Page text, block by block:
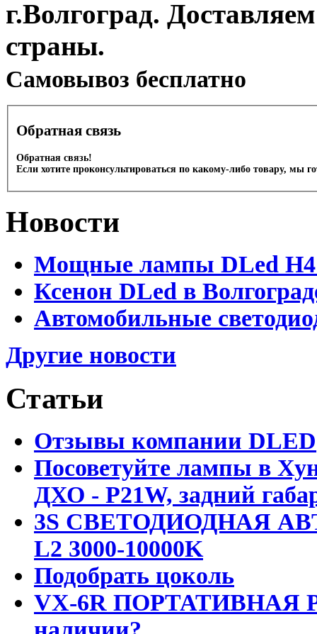
г.Волгоград.
страны.
Cамовывоз бесплатно
Обратная связь
Обратная связь!
Если хотите проконсультироваться по какому-либо товару, мы
Новости
Мощные лампы DLed H4
Ксенон DLed в
Автомобильные
Другие новости
Статьи
Отзывы компании DLED
Посоветуйте лампы в
ДХО - P21W, задний
3S СВЕТОДИОДНАЯ
L2 3000-10000K
Подобрать цоколь
VX-6R ПОРТАТИВНАЯ